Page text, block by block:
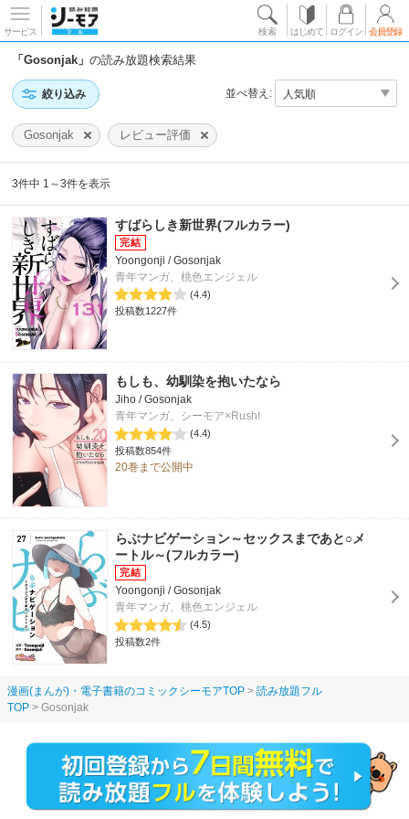
サービス 検索 はじめて ログイン 会員登録
「Gosonjak」の読み放題検索結果
絞り込み 並べ替え:
Gosonjak レビュー評価
3件中 1～3件を表示
すばらしき新世界(フルカラー)
Yoongonji / Gosonjak
青年マンガ、桃色エンジェル
(4.4)
投稿数1227件
もしも、幼馴染を抱いたなら
Jiho / Gosonjak
青年マンガ、シーモア×Rush!
(4.4)
投稿数854件
20巻まで公開中
らぶナビゲーション～セックスまであと○メ
ートル～(フルカラー)
Yoongonji / Gosonjak
青年マンガ、桃色エンジェル
(4.5)
投稿数2件
漫画(まんが)・電子書籍のコミックシーモアTOP
読み放題フル
TOP
Gosonjak